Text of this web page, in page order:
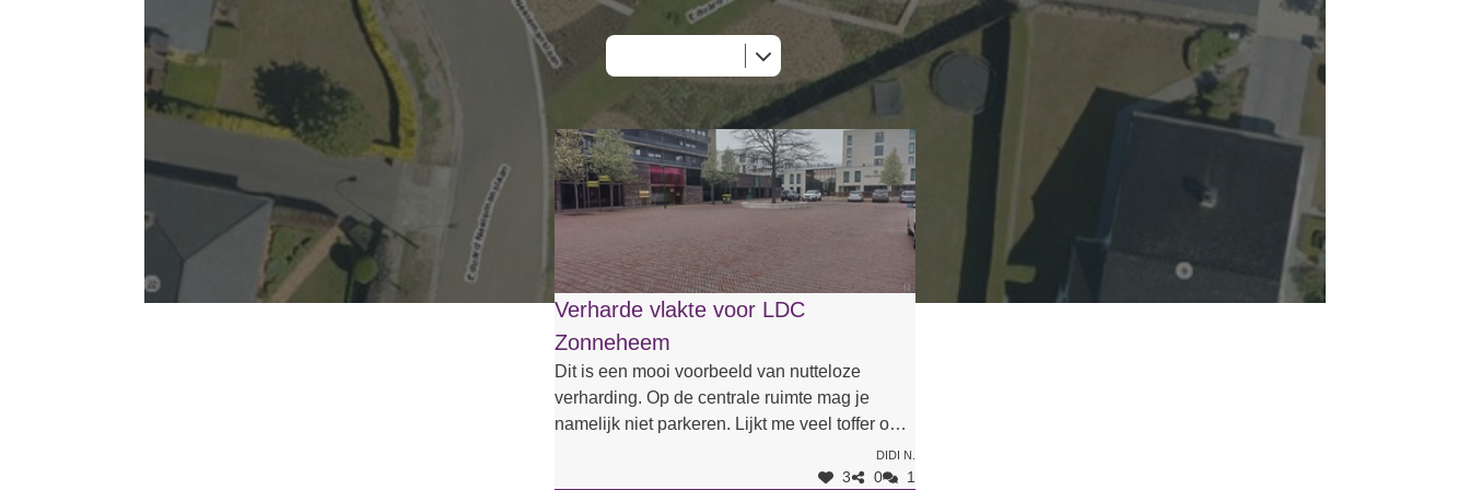
Verharde vlakte voor LDC
Zonneheem
Dit is een mooi voorbeeld van nutteloze
verharding. Op de centrale ruimte mag je
namelijk niet parkeren. Lijkt me veel toffer om
hier wat groen met een beleefpad te voorzien.
Op die manier kunnen ouderen die naar
Didi N.
3 0 1